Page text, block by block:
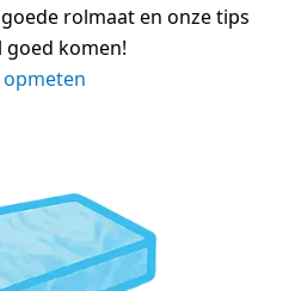
rolmaat en onze tips
goed komen!